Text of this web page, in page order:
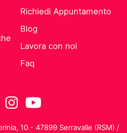
Richiedi Appuntamento
Blog
Lavora con noi
Faq
10 - 47899 Serravalle (RSM) /